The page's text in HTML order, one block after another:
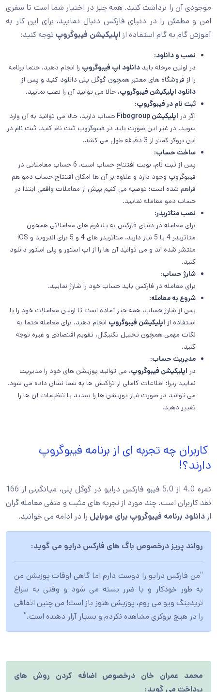
موجودی آن را برداشت کنید. همه چیز در اختیار شما است تا سفری
امن و مطمئن را در دنیای فارکس دنبال نمایید، برای این کار به
آموزش گام به گام استفاده از اپلیکیشن فیبوگروپ توجه کنید:
نصب و دانلود:
در اولین مرحله باید دانلود اپ فیبوگروپ را انجام دهید. حتما برنامه
را از فروشگاه های معتبر همچون گوگل پلی دانلود کنید و پس از
دانلود اپلیکیشن فیبوگروپ، حالا می توانید آن را نصب نمایید.
ثبت نام در فیبوگروپ:
اگر در اپلیکیشن Fibogroup
حساب دارید، حالا می توانید به آن وارد
شوید. در غیر این صورت باید در فیبوگروپ ثبت نام کنید. ثبت نام در
این بروکر کمتر از 3 دقیقه طول می کشد.
ساخت حساب:
پس از ثبت نام، نوبت افتتاح حساب است. 6 حساب معاملاتی در
فیبوگروپ وجود دارد و علاوه بر آن ها امکان افتتاح حساب دمو هم
فراهم شده است؛ توصیه می کنیم پیش از معاملات واقعی ابتدا در
حساب دمو معامله نمایید.
نصب متاتریدر:
برای معامله در دنیای فارکس به پلتفرم های معاملاتی همچون
متاتریدر 4 یا 5 نیاز دارید. متاتریدر های 4 و 5 برای اندروید و iOS
منتشر شده اند و می توانید آن ها را از اپ استور و پلی استور دانلود
کنید.
شارژ حساب:
برای معامله در فارکس باید حساب خود را شارژ نمایید.
شروع به معامله:
پس از شارژ حساب، همه چیز آماده است تا اولین معاملات خود را با
استفاده از اپلیکیشن فیبوگروپ انجام دهید. برای معامله حتما به
نکات مهمی همچون تحلیل تکنیکال، تقویم اقتصادی و غیره توجه
کنید.
مدیریت حساب:
در اپلیکیشن فیبوگروپ، می توانید پوزیشن های خود را مدیریت
نمایید زیرا؛ اطلاعات کاملی از تراکنش ها به شما نشان داده می شود.
می توانید در صورت نیاز پوزیشن ها را ببندید یا تنظیمات آن ها را
تغییر دهید.
کاربران چه تجربه ای از برنامه فیبوگروپ
دارند؟!
نمره 4.0 از 5.0 فیبو فارکس درایو در گوگل پلی، میانگینی از 166
نقد کاربران است. چند مورد از تجربه های مثبت و منفی معامله گران
از دانلود برنامه فیبوگروپ برای موبایل را در ادامه می خوانید.
رولند پریز درخصوص باگ های فارکس درایو می گوید:
“من فارکس درایو را دوست دارم اما گاهی اوقات پوزیشن من
به طور خودکار و با ضرر بسته می شود و وقتی به سراغ
تریدینگ ویو می روم، پوزیشن هنوز باز است! من چنین اتفاقی
را در هیچ بروکری مشاهده نکردم و بسیار آزار دهنده است.”
محمد عمران خان درخصوص اضافه کردن روش های
پرداخت می گوید: